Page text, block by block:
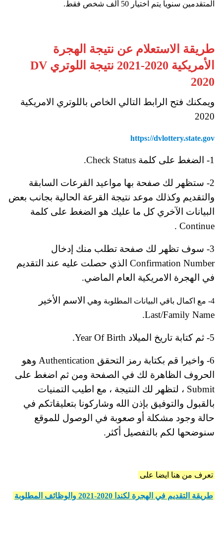
المتقدمين سنويا يتم اختيار 50 ألف شخص فقط.
طريقة الاستعلام عن نتيجة الهجرة
الأمريكية 2020-2021 نتيجة اللوتري DV
2020
ويمكنك فتح الرابط التالي الخاص باللوتري الامريكية
2020
https://dvlottery.state.gov
1- الضغط على كلمة Check Status.
2- ستظهر لك صفحة بها مواعيد القرعات السابقة
والتقديم وكذلك موعد نتيجة القرعة الحالية بجانب بعض
البيانات الآخري كل ما عليك هو الضغط على كلمة
Continue .
3- سوف تظهر لك صفحة تطلب منك إدخال
Confirmation Number الذي حصلت عليه عند التقديم
في الهجرة الامريكية العام الماضي.
4- مع اكمال باقي البيانات المطلوبة وهي
الاسم الأخير
Last/Family Name.
5- ثم كتابة تاريخ الميلاد Year Of Birth.
6- واخيرا قم بكتابة رمز التحقق Authentication وهو
الحروف الظاهرة لك في الصفحة ومن ثم اضغط على
Submit ، لتظهر لك النتيجة ، مع اطيب التمنيات
بالقبول والتوفيق بإذن الله وشاركونا بتعليقاتكم في
حالة وجود مشكلة أو صعوبة في الوصول للموقع
سنوضحها لكم بالتفصيل أكثر.
تعرف من هنا ايضا على
طريقة التقديم في الهجرة لكندا 2020-2021 والوظائف المطلوبة